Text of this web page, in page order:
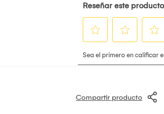
Compartir producto